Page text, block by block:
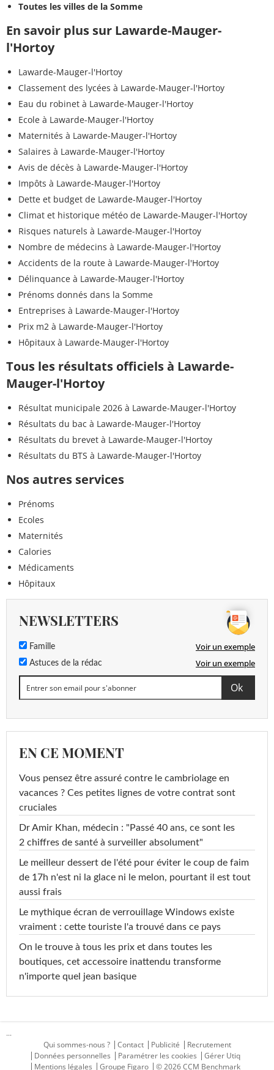
Toutes les villes de la Somme
En savoir plus sur Lawarde-Mauger-
l'Hortoy
Lawarde-Mauger-l'Hortoy
Classement des lycées à Lawarde-Mauger-l'Hortoy
Eau du robinet à Lawarde-Mauger-l'Hortoy
Ecole à Lawarde-Mauger-l'Hortoy
Maternités à Lawarde-Mauger-l'Hortoy
Salaires à Lawarde-Mauger-l'Hortoy
Avis de décès à Lawarde-Mauger-l'Hortoy
Impôts à Lawarde-Mauger-l'Hortoy
Dette et budget de Lawarde-Mauger-l'Hortoy
Climat et historique météo de Lawarde-Mauger-l'Hortoy
Risques naturels à Lawarde-Mauger-l'Hortoy
Nombre de médecins à Lawarde-Mauger-l'Hortoy
Accidents de la route à Lawarde-Mauger-l'Hortoy
Délinquance à Lawarde-Mauger-l'Hortoy
Prénoms donnés dans la Somme
Entreprises à Lawarde-Mauger-l'Hortoy
Prix m2 à Lawarde-Mauger-l'Hortoy
Hôpitaux à Lawarde-Mauger-l'Hortoy
Tous les résultats officiels à Lawarde-
Mauger-l'Hortoy
Résultat municipale 2026 à Lawarde-Mauger-l'Hortoy
Résultats du bac à Lawarde-Mauger-l'Hortoy
Résultats du brevet à Lawarde-Mauger-l'Hortoy
Résultats du BTS à Lawarde-Mauger-l'Hortoy
Nos autres services
Prénoms
Ecoles
Maternités
Calories
Médicaments
Hôpitaux
NEWSLETTERS
Famille Voir un exemple
Astuces de la rédac Voir un exemple
EN CE MOMENT
Vous pensez être assuré contre le cambriolage en
vacances ? Ces petites lignes de votre contrat sont
cruciales
Dr Amir Khan, médecin : "Passé 40 ans, ce sont les
2 chiffres de santé à surveiller absolument"
Le meilleur dessert de l'été pour éviter le coup de faim
de 17h n'est ni la glace ni le melon, pourtant il est tout
aussi frais
Le mythique écran de verrouillage Windows existe
vraiment : cette touriste l'a trouvé dans ce pays
On le trouve à tous les prix et dans toutes les
boutiques, cet accessoire inattendu transforme
n'importe quel jean basique
...
Qui sommes-nous ?
Contact Publicité
Recrutement
Données personnelles
Paramétrer les cookies
Gérer Utiq
Mentions légales
Groupe Figaro © 2026 CCM Benchmark